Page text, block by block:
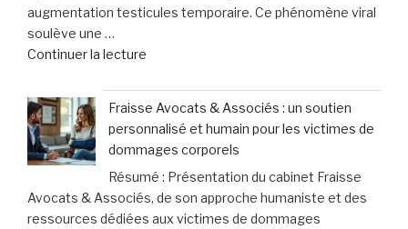
augmentation testicules temporaire. Ce phénomène viral
soulève une …
Continuer la lecture
:
cette
pratique
controversée
d’injection
pour
augmenter
Fraisse Avocats & Associés : un soutien
personnalisé et humain pour les victimes de
dommages corporels
Résumé : Présentation du cabinet Fraisse
Avocats & Associés, de son approche humaniste et des
ressources dédiées aux victimes de dommages